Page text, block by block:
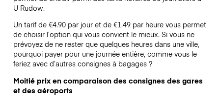
U Rudow.
Un tarif de €4.90 par jour et de €1.49 par heure vous permet
de choisir l’option qui vous convient le mieux. Si vous ne
prévoyez de ne rester que quelques heures dans une ville,
pourquoi payer pour une journée entière, comme vous le
feriez avec d’autres consignes à bagages ?
Moitié prix en comparaison des consignes des gares
et des aéroports